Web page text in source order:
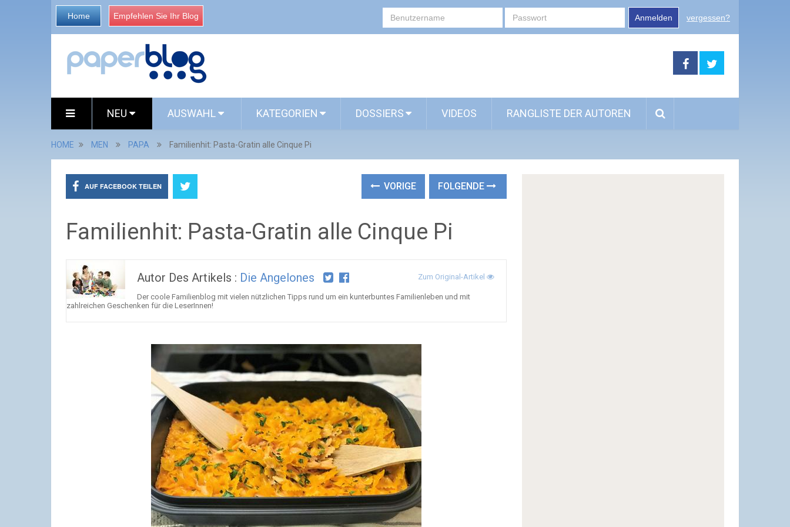
Home Empfehlen Sie Ihr Blog Anmelden vergessen?
NEU AUSWAHL KATEGORIEN DOSSIERS VIDEOS RANGLISTE DER AUTOREN
HOME MEN PAPA Familienhit: Pasta-Gratin alle Cinque Pi
AUF FACEBOOK TEILEN VORIGE FOLGENDE
Familienhit: Pasta-Gratin alle Cinque Pi
Autor Des Artikels : Die Angelones Zum Original-Artikel
Der coole Familienblog mit vielen nützlichen Tipps rund um ein kunterbuntes Familienleben und mit
zahlreichen Geschenken für die LeserInnen!